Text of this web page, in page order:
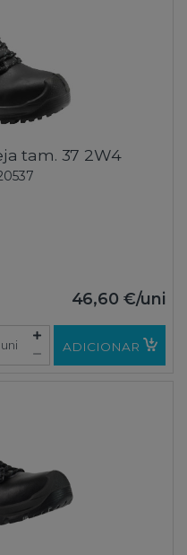
tam. 37 2W4
46,60 €/uni
uni ADICIONAR